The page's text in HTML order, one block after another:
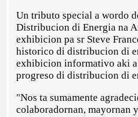
Un tributo special a wordo
Distribucion di Energia na
exhibicion pa sr Steve
historico di distribucion di
exhibicion informativo aki
progreso di distribucion di
"Nos ta sumamente
colaboradornan, mayornan